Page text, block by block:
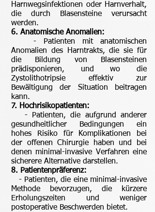
Harnwegsinfektionen oder Harnverhalt,
die durch Blasensteine verursacht
werden.
6. Anatomische Anomalien:
- Patienten mit anatomischen
Anomalien des Harntrakts, die sie für
die Bildung von Blasensteinen
prädisponieren, und wo die
Zystolithotripsie effektiv zur
Bewältigung der Situation beitragen
kann.
7. Hochrisikopatienten:
- Patienten, die aufgrund anderer
gesundheitlicher Bedingungen ein
hohes Risiko für Komplikationen bei
der offenen Chirurgie haben und bei
denen minimal-invasive Verfahren eine
sicherere Alternative darstellen.
8. Patientenpräferenz:
- Patienten, die eine minimal-invasive
Methode bevorzugen, die kürzere
Erholungszeiten und weniger
postoperative Beschwerden bietet.